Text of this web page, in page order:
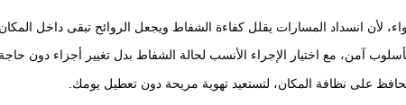
لأن انسداد المسارات يقلل كفاءة الشفاط ويجعل الروائح تبقى داخل
آمن، مع اختيار الإجراء الأنسب لحالة الشفاط بدل تغيير أجزاء دون
على نظافة المكان، لتستعيد تهوية مريحة دون تعطيل يومك.